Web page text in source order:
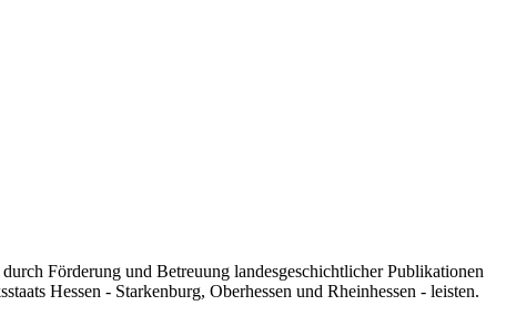
Förderung und Betreuung landesgeschichtlicher Publikationen
Hessen - Starkenburg, Oberhessen und Rheinhessen - leisten.